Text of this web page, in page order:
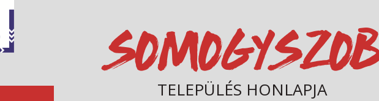
TELEPÜLÉS HONLAPJA